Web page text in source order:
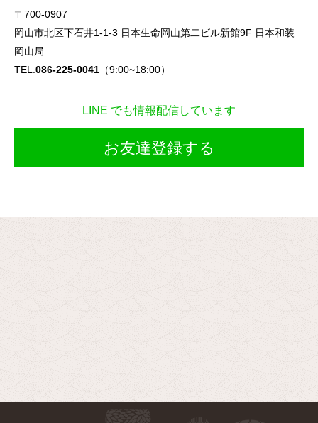
〒700-0907
岡山市北区下石井1-1-3 日本生命岡山第二ビル新館9F 日本和装
岡山局
TEL. 086-225-0041 （9:00~18:00）
LINE でも情報配信しています
お友達登録する